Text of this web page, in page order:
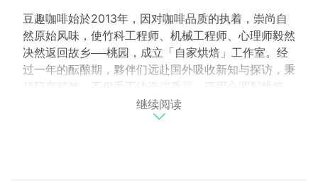
豆趣咖啡始於2013年，因对咖啡品质的执着，崇尚自
然原始风味，使竹科工程师、机械工程师、心理师毅然
决然返回故乡──桃园，成立「自家烘焙」工作室。经
过一年的酝酿期，夥伴们远赴国外吸收新知与探访，秉
持研究精神，不仅手工汰选劣质豆，更用心调配烘焙
度、时间与温度，不断试炼与修正，因为我们相信「品
继续阅读